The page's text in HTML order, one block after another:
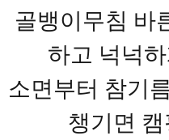
골뱅이무침 바
하고 넉넉
소면부터 참기
챙기면